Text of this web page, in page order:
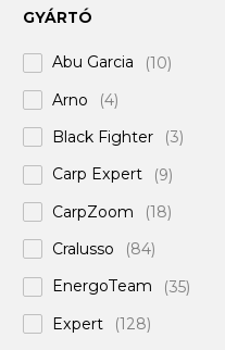
GYÁRTÓ
Abu Garcia
(10)
Arno
(4)
Black Fighter
(3)
Carp Expert
(9)
CarpZoom
(18)
Cralusso
(84)
EnergoTeam
(35)
Expert
(128)